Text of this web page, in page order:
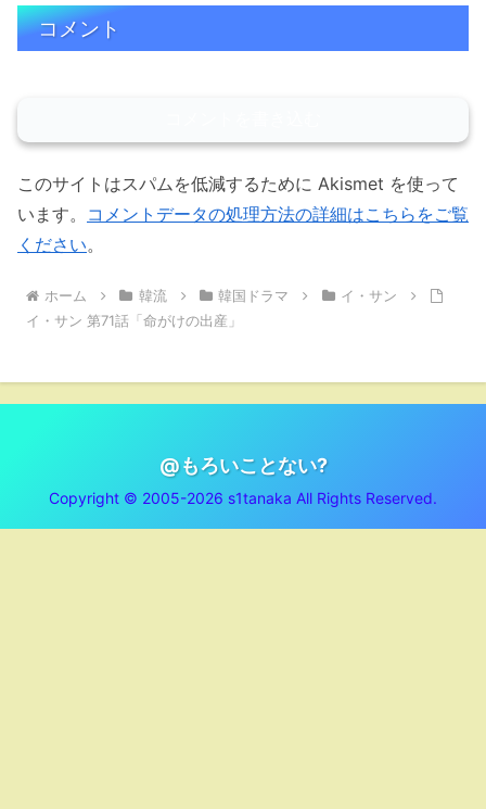
コメント
このサイトはスパムを低減するために Akismet を使って
います。 コメントデータの処理方法の詳細はこちらをご覧
ください。
ホーム 韓流 韓国ドラマ
イ・サン
イ・サン 第71話「命がけの出産」
@もろいことない?
Copyright © 2005-2026 s1tanaka All Rights Reserved.